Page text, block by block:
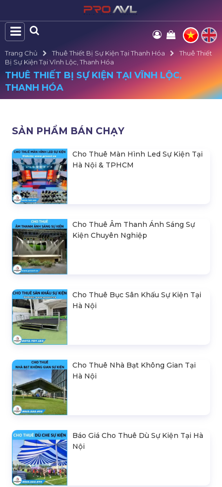
Trang Chủ Thuê Thiết Bị Sự Kiện Tại Thanh Hóa
Thuê Thiết
Bị Sự Kiện Tại Vĩnh Lộc, Thanh Hóa
THUÊ THIẾT BỊ SỰ KIỆN TẠI VĨNH LỘC,
THANH HÓA
SẢN PHẨM BÁN CHẠY
Cho Thuê Màn Hình Led Sự Kiện Tại
Hà Nội & TPHCM
Cho Thuê Âm Thanh Ánh Sáng Sự
Kiện Chuyên Nghiệp
Cho Thuê Bục Sân Khấu Sự Kiện Tại
Hà Nội
Cho Thuê Nhà Bạt Không Gian Tại
Hà Nội
Báo Giá Cho Thuê Dù Sự Kiện Tại Hà
Nội